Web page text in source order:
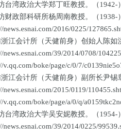
湾政治大学郑丁旺教授。（1942-）
政部科研所杨周南教授。（1938-）
2016/0225/
会计所（天健前身）创始人陈如
39/2014/0708/
boke/page/c/0/7/
会计所（天健前身）副所长尹锡
2015/0119/
boke/page/a/0/q/
湾政治大学吴安妮教授。（1954-）
39/2014/0225/